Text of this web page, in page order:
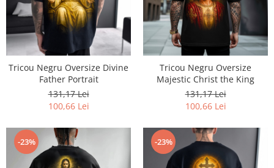
Tricou Negru Oversize Divine
Father Portrait
131,17 Lei
100,66 Lei
Tricou Negru Oversize
Majestic Christ the King
131,17 Lei
100,66 Lei
-23% -23%